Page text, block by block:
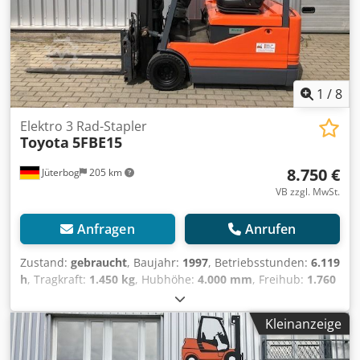
hinten Zustand: 40 - 60% Batterie Volt: 48V Cjdpfx
Asuplpgsfweha Batterie Ah: 690Ah Batterie Hersteller:
Eternity Batterie Typ: PzS Batterie Baujahr: 2022 Batterie
Zustand: 80 - 100% Seitenschieber, 3. Ventil, Vollfreihub,
Nicht-kreidende Bereifung, Innenspiegel, Einpedal, Sitz,
1 /8
Jüterbog 205 km
Elektro 3 Rad-Stapler
Toyota 5FBE15
8.750 €
VB zzgl. MwSt.
Anfragen Anrufen
Zustand: gebraucht, Baujahr: 1997, Betriebsstunden: 6.119
h, Tragkraft: 1.450 kg, Hubhöhe: 4.000 mm, Freihub: 1.760
, Bauhöhe:
Gabelträgerbreite:1.000 mm, Gabellänge:1.200 mm,
Leergewicht: 3.186 kg , Antriebsart: Elektro , Baubreite:
1.055 mm
, Elektro 3 Rad-Stapler Lastschwerpunkt: 500
Kleinanzeige